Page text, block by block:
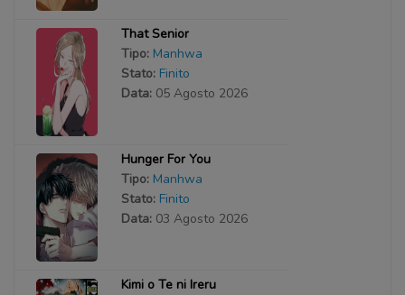
That Senior
Tipo: Manhwa
Stato: Finito
Data: 05 Agosto 2026
Hunger For You
Tipo: Manhwa
Stato: Finito
Data: 03 Agosto 2026
Kimi o Te ni Ireru